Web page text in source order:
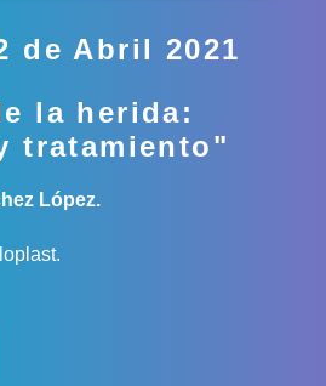
de Abril 2021
la herida:
tratamiento"
López.